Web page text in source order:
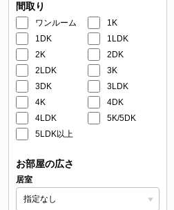
間取り
ワンルーム
1K
1DK
1LDK
2K
2DK
2LDK
3K
3DK
3LDK
4K
4DK
4LDK
5K/5DK
5LDK以上
お部屋の広さ
居室